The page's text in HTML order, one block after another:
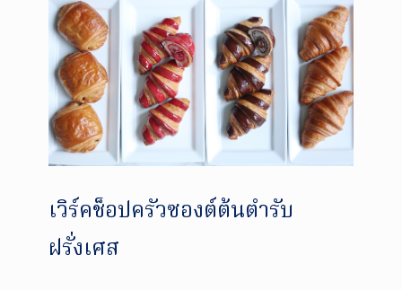
เวิร์คช็อปครัวซองต์ต้นตำรับ
ฝรั่งเศส